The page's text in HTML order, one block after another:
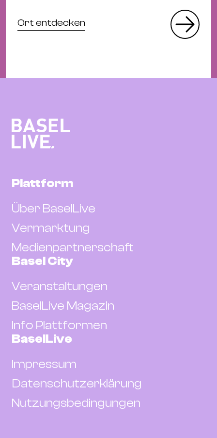
Ort entdecken
Plattform
Über BaselLive
Vermarktung
Medienpartnerschaft
Basel City
Veranstaltungen
BaselLive Magazin
Info Plattformen
BaselLive
Impressum
Datenschutzerklärung
Nutzungsbedingungen